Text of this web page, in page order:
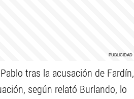
tras la acusación de Fardín,
según relató Burlando, lo